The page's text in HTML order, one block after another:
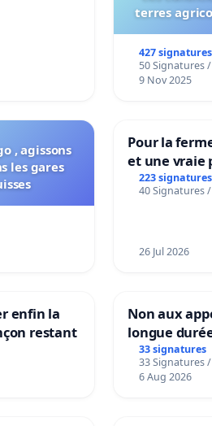
terres
427 signatures
50 Signatures
9 Nov 2025
, agissons
les gares
Pour la
et une vraie
la dépendance
223 signatures
40 Signatures
26 Jul 2026
enfin la
restant
Non aux
longue
33 signatures
33 Signatures
6 Aug 2026